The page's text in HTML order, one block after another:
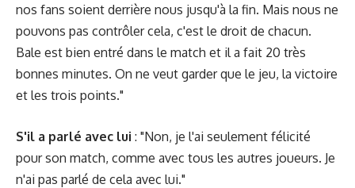
nos fans soient derrière nous jusqu'à la fin. Mais nous ne
pouvons pas contrôler cela, c'est le droit de chacun.
Bale est bien entré dans le match et il a fait 20 très
bonnes minutes. On ne veut garder que le jeu, la victoire
et les trois points."
S'il a parlé avec lui : "Non, je l'ai seulement félicité
pour son match, comme avec tous les autres joueurs. Je
n'ai pas parlé de cela avec lui."